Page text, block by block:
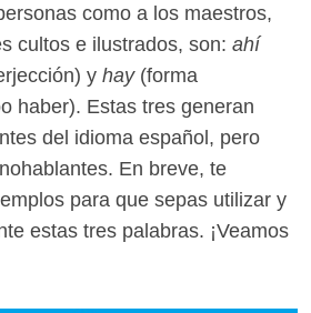
como a los maestros,
cultos e ilustrados, son: ahí
y hay(forma
haber). Estas tres generan
del idioma español, pero
En breve, te
para que sepas utilizar y
estas tres palabras. ¡Veamos